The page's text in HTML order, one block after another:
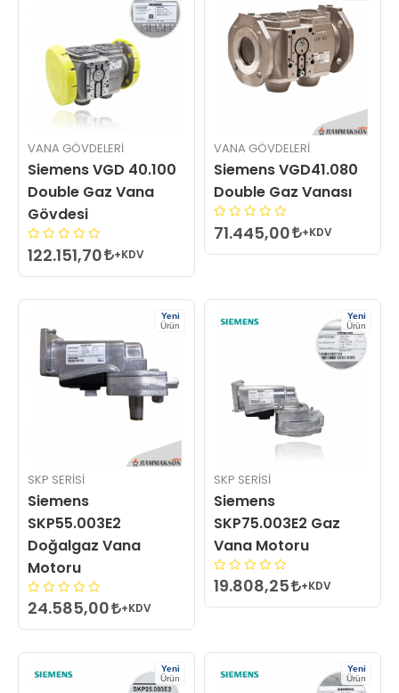
VANA GÖVDELERI
Siemens VGD 40.100
Double Gaz Vana
Gövdesi
122.151,70 +KDV
VANA GÖVDELERI
Siemens VGD41.080
Double Gaz Vanası
71.445,00 +KDV
Yeni
Ürün
SKP SERISI
Siemens
SKP55.003E2
Doğalgaz Vana
Motoru
24.585,00 +KDV
Yeni
Ürün
SKP SERISI
Siemens
SKP75.003E2 Gaz
Vana Motoru
19.808,25 +KDV
Yeni
Ürün
Yeni
Ürün